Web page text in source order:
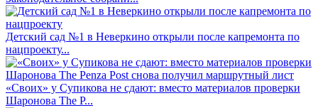
Детский сад №1 в Неверкино открыли после капремонта по
нацпроекту...
«Своих» у Супикова не сдают: вместо материалов проверки
Шаронова The P...